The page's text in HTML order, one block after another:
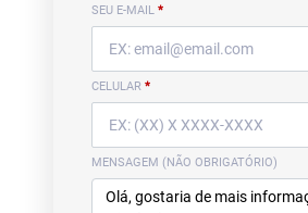
SEU E-MAIL *
CELULAR *
MENSAGEM (NÃO OBRIGATÓRIO)